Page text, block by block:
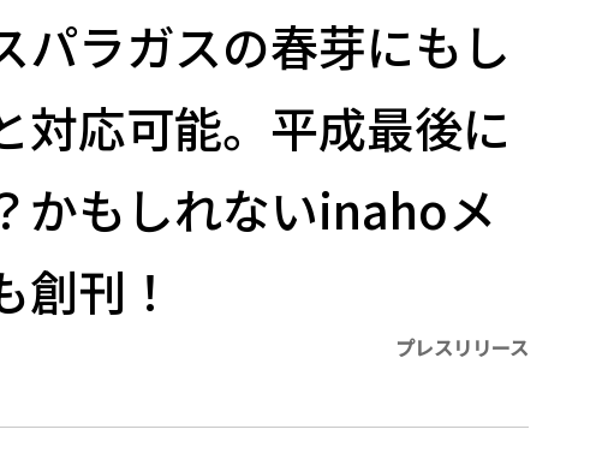
パラガスの春芽にもし
対応可能。平成最後に
かもしれないinahoメ
創刊！
プレスリリース